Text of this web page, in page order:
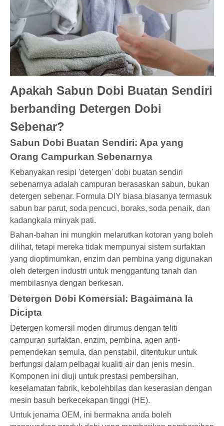
Apakah Sabun Dobi Buatan Sendiri
berbanding Detergen Dobi
Sebenar?
Sabun Dobi Buatan Sendiri: Apa yang
Orang Campurkan Sebenarnya
Kebanyakan resipi 'detergen' dobi buatan sendiri
sebenarnya adalah campuran berasaskan sabun, bukan
detergen sebenar. Formula DIY biasa biasanya termasuk
sabun bar parut, soda pencuci, boraks, soda penaik, dan
kadangkala minyak pati.
Bahan-bahan ini mungkin melarutkan kotoran yang boleh
dilihat, tetapi mereka tidak mempunyai sistem surfaktan
yang dioptimumkan, enzim dan pembina yang digunakan
oleh detergen industri untuk menggantung tanah dan
membilasnya dengan berkesan.
Detergen Dobi Komersial: Bagaimana Ia
Dicipta
Detergen komersil moden dirumus dengan teliti
campuran surfaktan, enzim, pembina, agen anti-
pemendekan semula, dan penstabil, ditentukur untuk
berfungsi dalam pelbagai kualiti air dan jenis mesin.
Komponen ini diuji untuk prestasi pembersihan,
keselamatan fabrik, kebolehbilas dan keserasian dengan
mesin basuh berkecekapan tinggi (HE).
Untuk jenama OEM, ini bermakna anda boleh